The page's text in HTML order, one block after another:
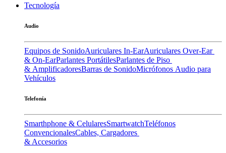
Tecnología
Audio
Equipos de SonidoAuriculares In-EarAuriculares Over-Ear
& On-EarParlantes PortátilesParlantes de Piso
& AmplificadoresBarras de SonidoMicrófonos Audio para
Vehículos
Telefonía
Smarthphone & CelularesSmartwatchTeléfonos
ConvencionalesCables, Cargadores
& Accesorios